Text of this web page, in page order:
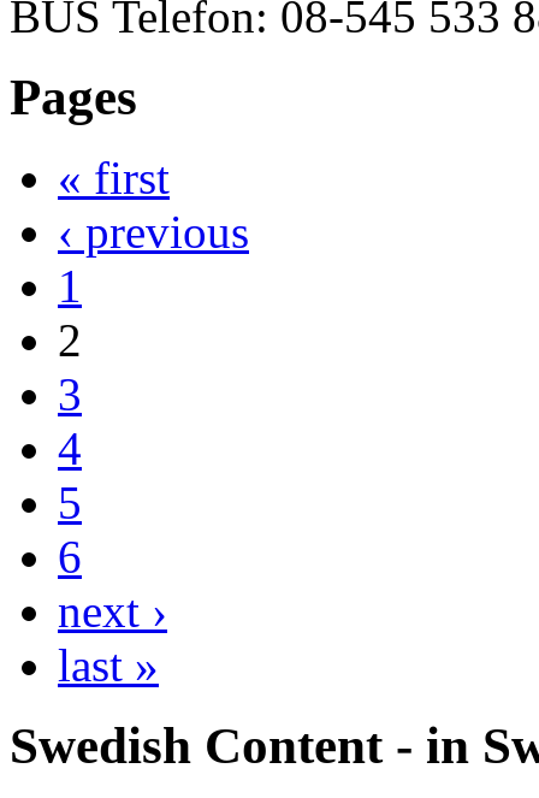
BUS Telefon: 08‐545 533
Pages
« first
‹ previous
1
2
3
4
5
6
next ›
last »
Swedish Content - in